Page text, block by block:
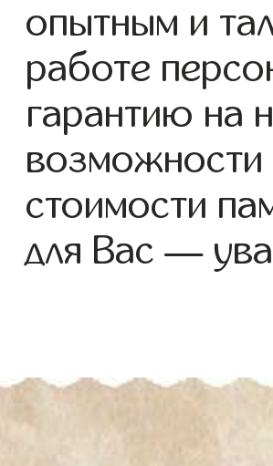
опытным и
работе
гарантию на
возможности
стоимости
для Вас —